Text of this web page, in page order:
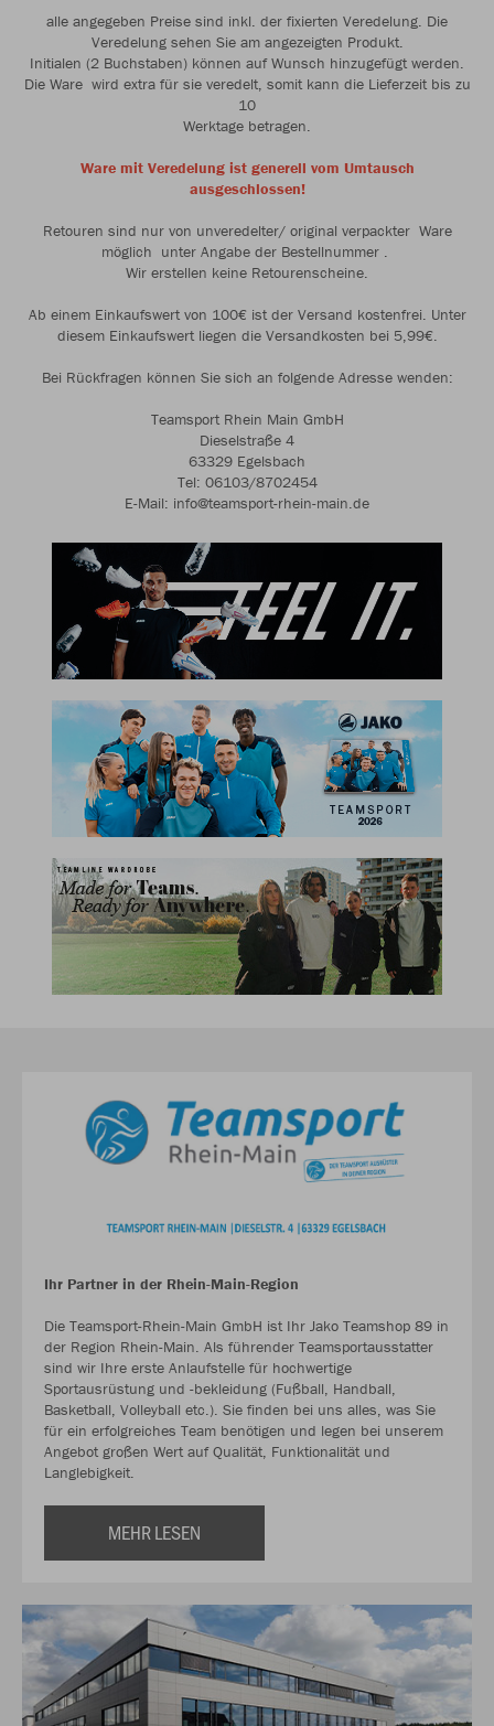
alle angegeben Preise sind inkl. der fixierten Veredelung. Die
Veredelung sehen Sie am angezeigten Produkt.
Initialen (2 Buchstaben) können auf Wunsch hinzugefügt werden.
Die Ware wird extra für sie veredelt, somit kann die Lieferzeit bis zu
10
Werktage betragen.
Ware mit Veredelung ist generell vom Umtausch
ausgeschlossen!
Retouren sind nur von unveredelter/ original verpackter Ware
möglich unter Angabe der Bestellnummer .
Wir erstellen keine Retourenscheine.
Ab einem Einkaufswert von 100€ ist der Versand kostenfrei. Unter
diesem Einkaufswert liegen die Versandkosten bei 5,99€.
Bei Rückfragen können Sie sich an folgende Adresse wenden:
Teamsport Rhein Main GmbH
Dieselstraße 4
63329 Egelsbach
Tel: 06103/8702454
E-Mail: info@teamsport-rhein-main.de
Ihr Partner in der Rhein-Main-Region
Die Teamsport-Rhein-Main GmbH ist Ihr Jako Teamshop 89 in
der Region Rhein-Main. Als führender Teamsportausstatter
sind wir Ihre erste Anlaufstelle für hochwertige
Sportausrüstung und -bekleidung (Fußball, Handball,
Basketball, Volleyball etc.). Sie finden bei uns alles, was Sie
für ein erfolgreiches Team benötigen und legen bei unserem
Angebot großen Wert auf Qualität, Funktionalität und
Langlebigkeit.
MEHR LESEN